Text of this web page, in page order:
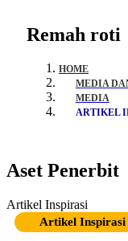
Remah roti
HOME
MEDIA
MEDIA
ARTIKEL
Aset Penerbit
Artikel Inspirasi
Artikel Inspirasi